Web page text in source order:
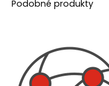
Podobné produkty